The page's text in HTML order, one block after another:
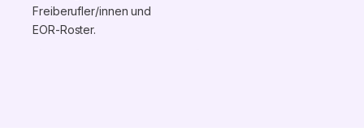
Freiberufler/innen und
EOR-Roster.